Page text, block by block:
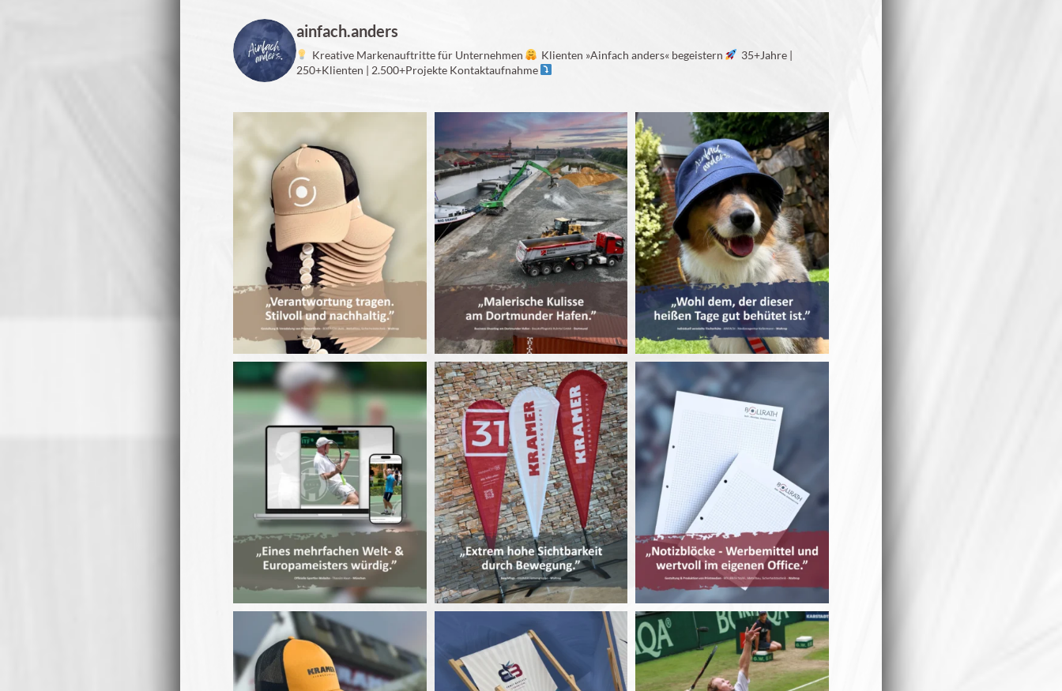
ainfach.anders
Krea­tive Mar­ken­auf­tritte für Unternehmen Kli­en­ten »Ain­fach anders« begeistern
35+Jahre |
250+Klienten | 2.500+ProjekteKon­takt­auf­nahme